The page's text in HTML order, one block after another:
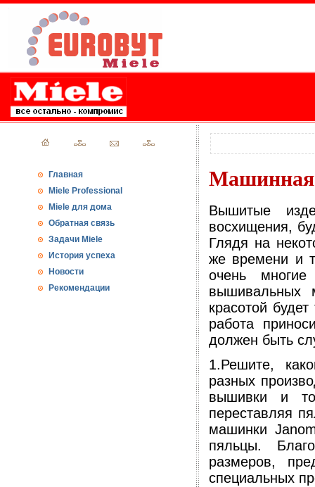
Главная
Miele Professional
Miele для дома
Обратная связь
Задачи Miele
История успеха
Новости
Рекомендации
Машинная
Вышитые
восхищения,
Глядя на
же времени и
очень
вышивальных
красотой
работа
должен быть
1.Решите,
разных
вышивки и
переставляя
машинки
пяльцы.
размеров,
специальных